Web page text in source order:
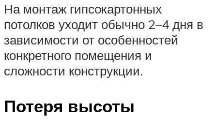
На монтаж гипсокартонных
потолков уходит обычно 2–4 дня в
зависимости от особенностей
конкретного помещения и
сложности конструкции.
Потеря высоты